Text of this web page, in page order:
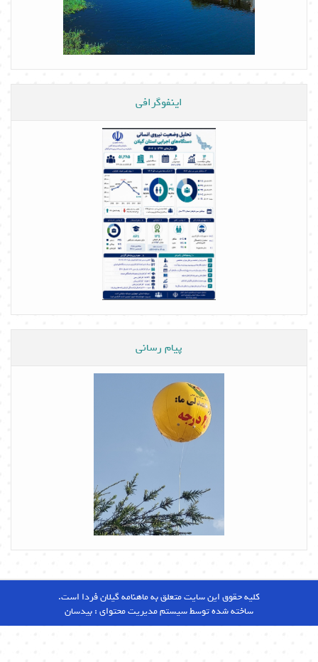
اینفوگرافی
پیام رسانی
کلیه حقوق این سایت متعلق به ماهنامه گیلان فردا است.
ساخته شده توسط سیستم مدیریت محتوای :بیدسان